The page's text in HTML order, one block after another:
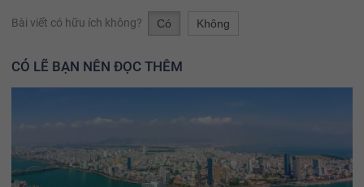
Bài viết có hữu ích không? Có Không
CÓ LẼ BẠN NÊN ĐỌC THÊM